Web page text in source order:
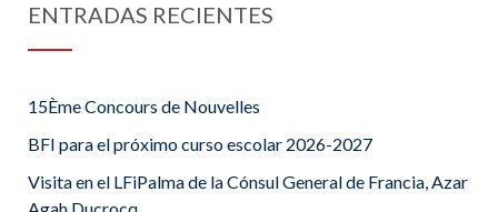
ENTRADAS RECIENTES
15Ème Concours de Nouvelles
BFI para el próximo curso escolar 2026-2027
Visita en el LFiPalma de la Cónsul General de Francia, Azar